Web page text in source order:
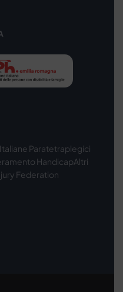
Paratetraplegici
HandicapAltri
Federation